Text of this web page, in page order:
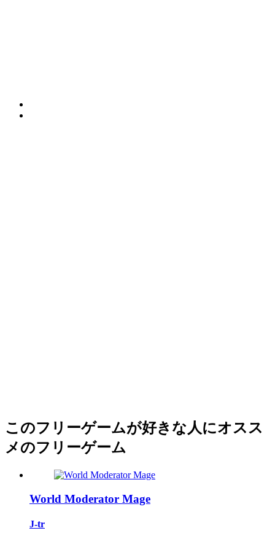
このフリーゲームが好きな人にオスス
メのフリーゲーム
World Moderator Mage
J-tr